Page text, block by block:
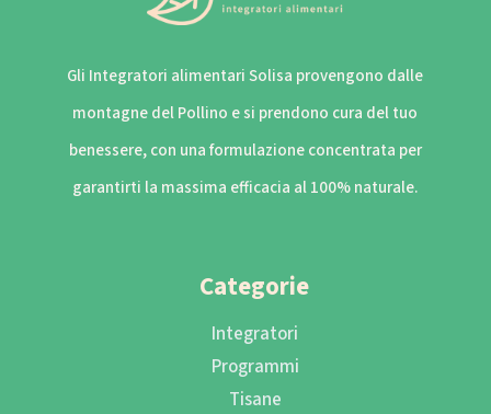
Gli Integratori alimentari Solisa provengono dalle
montagne del Pollino e si prendono cura del tuo
benessere, con una formulazione concentrata per
garantirti la massima efficacia al 100% naturale.
Categorie
Integratori
Programmi
Tisane